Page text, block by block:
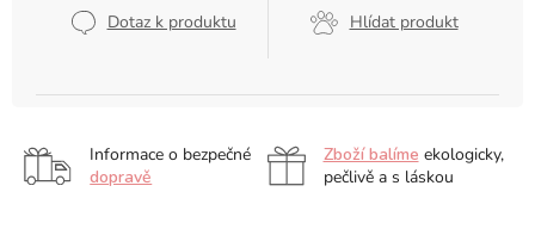
Dotaz k produktu Hlídat produkt
Informace o bezpečné
dopravě
Zboží balíme ekologicky,
pečlivě a s láskou